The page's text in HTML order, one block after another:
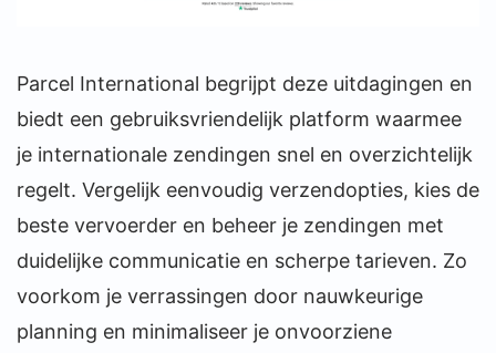
Parcel International begrijpt deze uitdagingen en
biedt een gebruiksvriendelijk platform waarmee
je internationale zendingen snel en overzichtelijk
regelt. Vergelijk eenvoudig verzendopties, kies de
beste vervoerder en beheer je zendingen met
duidelijke communicatie en scherpe tarieven. Zo
voorkom je verrassingen door nauwkeurige
planning en minimaliseer je onvoorziene